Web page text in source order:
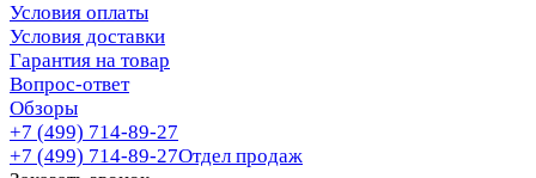
Условия оплаты
Условия доставки
Гарантия на товар
Вопрос-ответ
Обзоры
+7 (499) 714-89-27
+7 (499) 714-89-27Отдел продаж